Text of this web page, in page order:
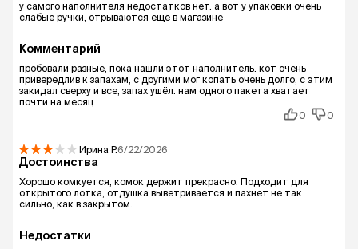
у самого наполнителя недостатков нет. а вот у упаковки очень
слабые ручки, отрываются ещё в магазине
Комментарий
пробовали разные, пока нашли этот наполнитель. кот очень
привередлив к запахам, с другими мог копать очень долго, с этим
закидал сверху и все, запах ушёл. нам одного пакета хватает
почти на месяц
0
0
Ирина Р.6/22/2026
Достоинства
Хорошо комкуется, комок держит прекрасно. Подходит для
открытого лотка, отдушка выветривается и пахнет не так
сильно, как в закрытом.
Недостатки